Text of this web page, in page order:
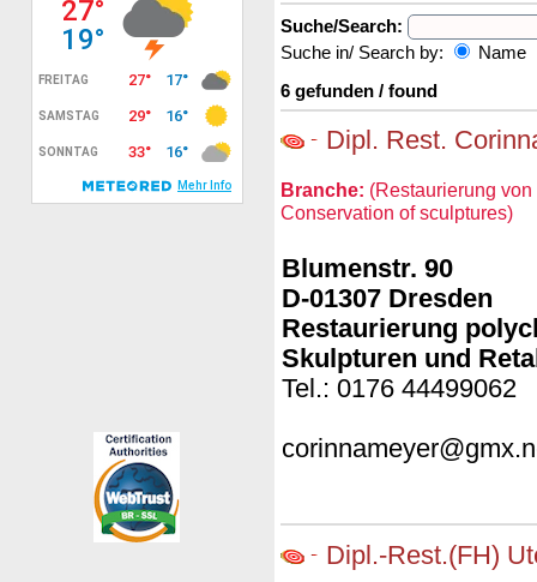
Suche/Search:
Suche in/ Search by:
Name
6 gefunden / found
Dipl. Rest.
Branche: (Restaurierung
Conservation of sculptures)
Blumenstr. 90
D-01307 Dresden
Restaurierung
Skulpturen und
Tel.: 0176 44499062
Dipl.-Rest.(FH)